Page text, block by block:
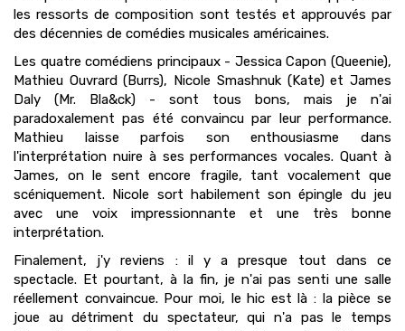
les ressorts de composition sont testés et approuvés par
des décennies de comédies musicales américaines.
Les quatre comédiens principaux - Jessica Capon (Queenie),
Mathieu Ouvrard (Burrs), Nicole Smashnuk (Kate) et James
Daly (Mr. Bla&ck) - sont tous bons, mais je n'ai
paradoxalement pas été convaincu par leur performance.
Mathieu laisse parfois son enthousiasme dans
l'interprétation nuire à ses performances vocales. Quant à
James, on le sent encore fragile, tant vocalement que
scéniquement. Nicole sort habilement son épingle du jeu
avec une voix impressionnante et une très bonne
interprétation.
Finalement, j'y reviens : il y a presque tout dans ce
spectacle. Et pourtant, à la fin, je n'ai pas senti une salle
réellement convaincue. Pour moi, le hic est là : la pièce se
joue au détriment du spectateur, qui n'a pas le temps